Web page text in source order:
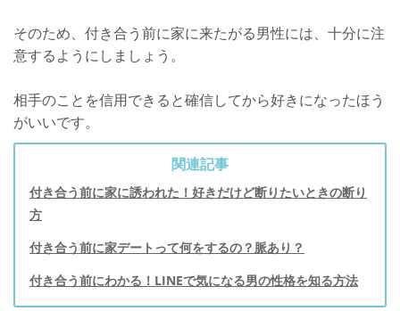
そのため、付き合う前に家に来たがる男性には、十分に注
意するようにしましょう。
相手のことを信用できると確信してから好きになったほう
がいいです。
関連記事
付き合う前に家に誘われた！好きだけど断りたいときの断り
方
付き合う前に家デートって何をするの？脈あり？
付き合う前にわかる！LINEで気になる男の性格を知る方法